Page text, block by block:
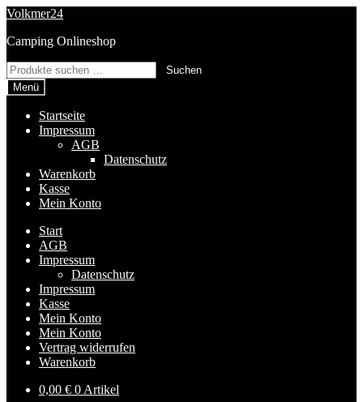
Zur
springen
Zum
springen
Volkmer24
Camping Onlineshop
Suchen
nach:
Suchen
Menü
Startseite
Impressum
AGB
Datenschutz
Warenkorb
Kasse
Mein Konto
Start
AGB
Impressum
Datenschutz
Impressum
Kasse
Mein Konto
Mein Konto
Vertrag widerrufen
Warenkorb
0,00 € 0 Artikel